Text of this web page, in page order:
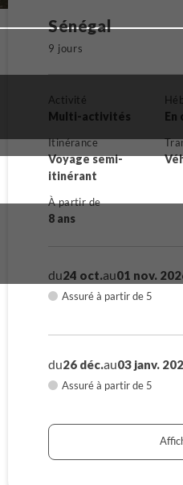
Sénégal
9 jours
Activité
Multi-activités En
Itinérance
Voyage semi-
itinérant
À partir de
8 ans
du24 oct.au01 nov.
Assuré à partir de 5
du26 déc.au03 janv.
Assuré à partir de 5